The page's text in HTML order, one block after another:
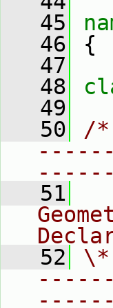
   45
   46
{
   47
   48
   49
   50
/
   51
   52